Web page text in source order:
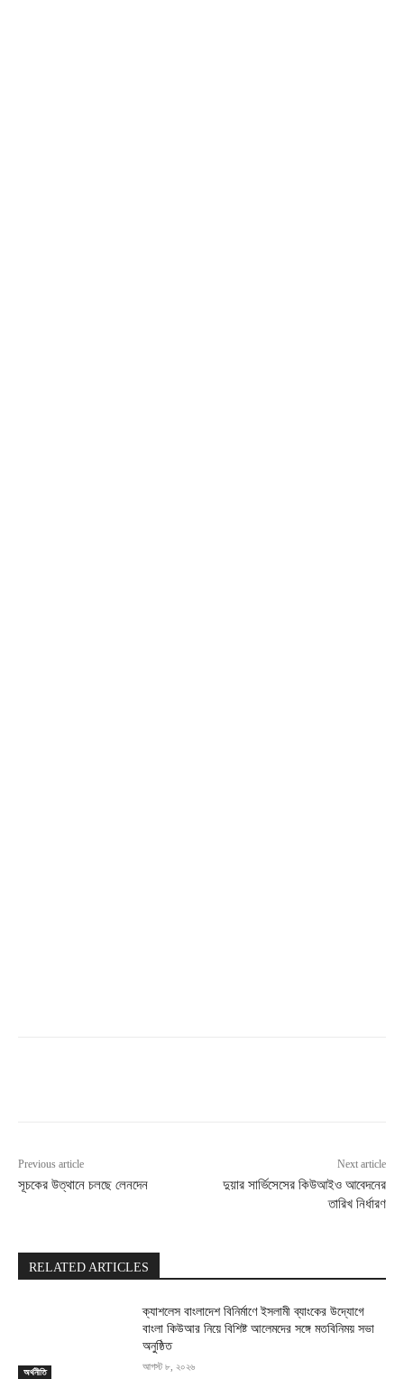
Previous article
সূচকের উত্থানে চলছে লেনদেন
Next article
দুয়ার সার্ভিসেসের কিউআইও আবেদনের
তারিখ নির্ধারণ
RELATED ARTICLES
অর্থনীতি
ক্যাশলেস বাংলাদেশ বিনির্মাণে ইসলামী ব্যাংকের উদ্যোগে
বাংলা কিউআর নিয়ে বিশিষ্ট আলেমদের সঙ্গে মতবিনিময় সভা
অনুষ্ঠিত
আগস্ট ৮, ২০২৬